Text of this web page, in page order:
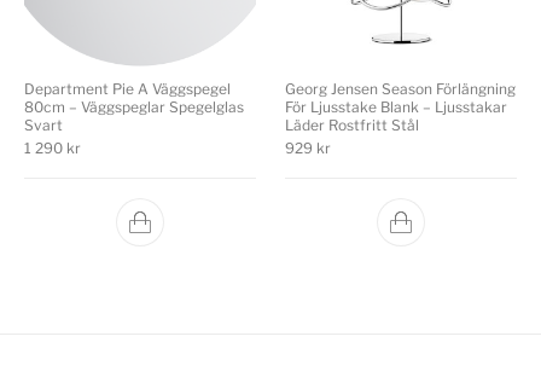
Department Pie A Väggspegel
80cm – Väggspeglar Spegelglas
Svart
1 290 kr
Georg Jensen Season Förlängning
För Ljusstake Blank – Ljusstakar
Läder Rostfritt Stål
929 kr